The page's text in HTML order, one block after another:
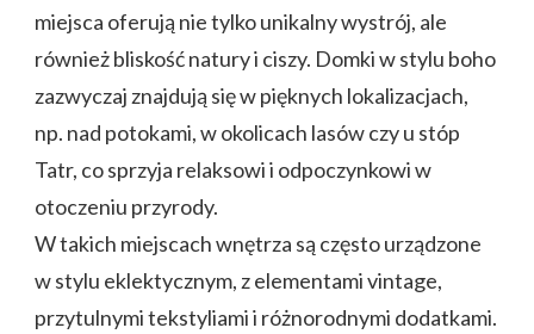
miejsca oferują nie tylko unikalny wystrój, ale
również bliskość natury i ciszy. Domki w stylu boho
zazwyczaj znajdują się w pięknych lokalizacjach,
np. nad potokami, w okolicach lasów czy u stóp
Tatr, co sprzyja relaksowi i odpoczynkowi w
otoczeniu przyrody.
W takich miejscach wnętrza są często urządzone
w stylu eklektycznym, z elementami vintage,
przytulnymi tekstyliami i różnorodnymi dodatkami.